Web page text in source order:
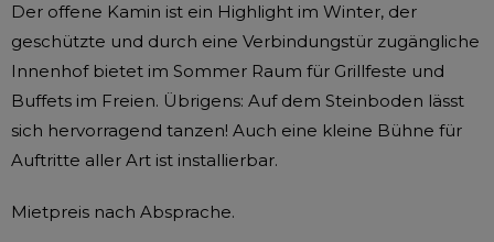
Der offene Kamin ist ein Highlight im Winter, der
geschützte und durch eine Verbindungstür zugängliche
Innenhof bietet im Sommer Raum für Grillfeste und
Buffets im Freien. Übrigens: Auf dem Steinboden lässt
sich hervorragend tanzen! Auch eine kleine Bühne für
Auftritte aller Art ist installierbar.
Mietpreis nach Absprache.